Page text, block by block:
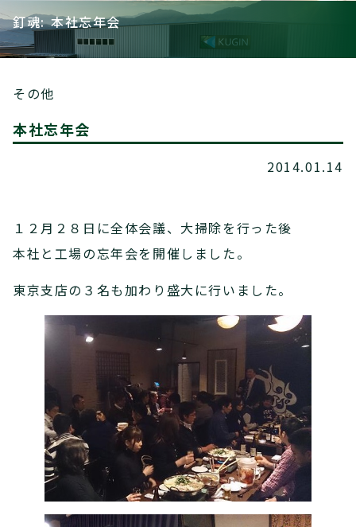
釘魂: 本社忘年会
その他
本社忘年会
2014.01.14
１２月２８日に全体会議、大掃除を行った後
本社と工場の忘年会を開催しました。
東京支店の３名も加わり盛大に行いました。